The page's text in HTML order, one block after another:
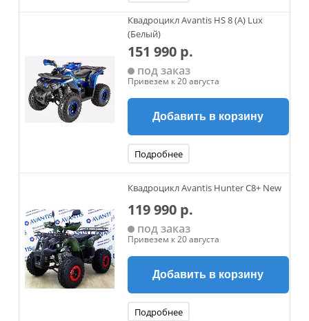
Квадроцикл Avantis HS 8 (A) Lux
(Белый)
151 990 р.
под заказ
Привезем к 20 августа
Добавить в корзину
Подробнее
Квадроцикл Avantis Hunter C8+ New
119 990 р.
под заказ
Привезем к 20 августа
Добавить в корзину
Подробнее